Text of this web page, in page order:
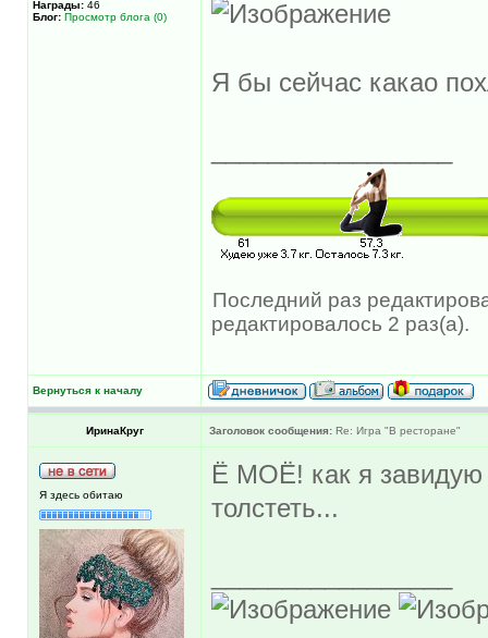
Награды: 46
Блог: Просмотр блога (0)
Я бы сейчас какао
Последний раз
редактировалось 2 раз(а).
Вернуться к началу
ИринаКруг Заголовок сообщения: Re: Игра "В ресторане"
Я здесь обитаю
Ё МОЁ! как я завидую
толстеть...